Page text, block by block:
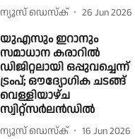
ന്യൂസ് ഡെസ്ക് 26 Jun 2026
യുഎസും ഇറാനും
സമാധാന കരാറില്‍
ഡിജിറ്റലായി ഒപ്പുവച്ചെന്ന്
ട്രംപ്; ഔദ്യോഗിക ചടങ്ങ്
വെള്ളിയാഴ്ച
സ്വിറ്റ്‌സര്‍ലന്‍ഡില്‍
ന്യൂസ് ഡെസ്ക് 16 Jun 2026